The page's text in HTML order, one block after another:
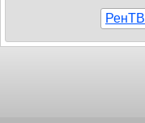
РенТВ